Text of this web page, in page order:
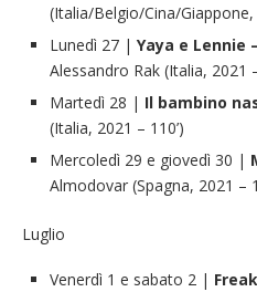
(Italia/Belgio/Cina/Giappone,
Lunedì 27 | Yaya e Lennie
Alessandro Rak (Italia, 2021
Martedì 28 | Il bambino
(Italia, 2021 – 110’)
Mercoledì 29 e giovedì 30 |
Almodovar (Spagna, 2021 –
Luglio
Venerdì 1 e sabato 2 |